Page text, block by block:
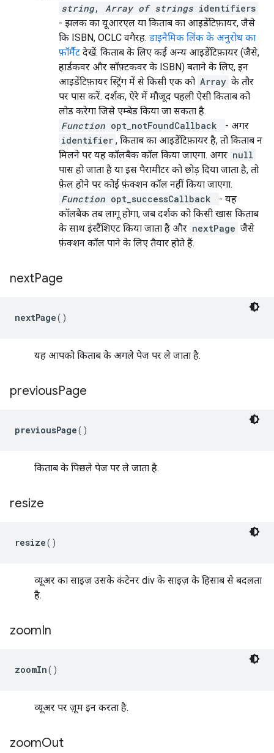
string, Array of strings identifiers
- झलक का यूआरएल या किताब का आइडेंटिफ़ायर, जैसे
कि ISBN, OCLC वगैरह. डाइनैमिक लिंक के अनुरोध का
फ़ॉर्मैट देखें. किताब के लिए कई अन्य आइडेंटिफ़ायर (जैसे,
हार्डकवर और सॉफ़्टकवर के ISBN) बताने के लिए, इन
आइडेंटिफ़ायर स्ट्रिंग में से किसी एक को Array के तौर
पर पास करें. दर्शक, ऐरे में मौजूद पहली ऐसी किताब को
लोड करेगा जिसे एम्बेड किया जा सकता है.
Function opt_notFoundCallback
- अगर
identifier , किताब का आइडेंटिफ़ायर है, तो किताब न
मिलने पर यह कॉलबैक कॉल किया जाएगा. अगर null
पास हो जाता है या इस पैरामीटर को छोड़ दिया जाता है, तो
फ़ेल होने पर कोई फ़ंक्शन कॉल नहीं किया जाएगा.
Function opt_successCallback
- यह
कॉलबैक तब लागू होगा, जब दर्शक को किसी खास किताब
के साथ इंस्टैंशिएट किया जाता है और nextPage जैसे
फ़ंक्शन कॉल पाने के लिए तैयार होते हैं.
nextPage
nextPage()
यह आपको किताब के अगले पेज पर ले जाता है.
previousPage
previousPage()
किताब के पिछले पेज पर ले जाता है.
resize
resize()
व्यूअर का साइज़ उसके कंटेनर div के साइज़ के हिसाब से बदलता
है.
zoomIn
zoomIn()
व्यूअर पर ज़ूम इन करता है.
zoomOut